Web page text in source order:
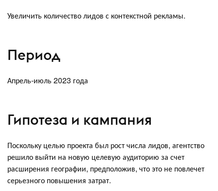
Увеличить количество лидов с контекстной рекламы.
Период
Апрель-июль 2023 года
Гипотеза и кампания
Поскольку целью проекта был рост числа лидов, агентство
решило выйти на новую целевую аудиторию за счет
расширения географии, предположив, что это не повлечет
серьезного повышения затрат.